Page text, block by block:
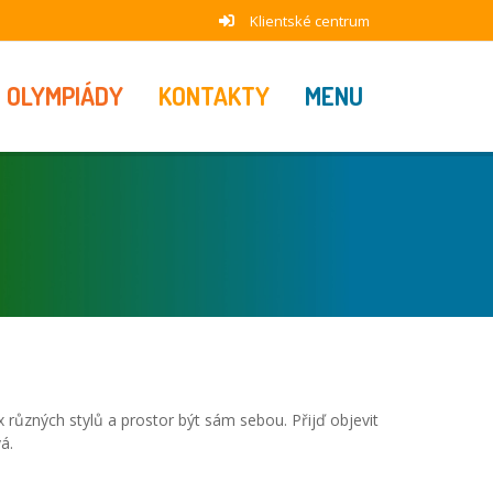
Klientské centrum
OLYMPIÁDY KONTAKTY MENU
různých stylů a prostor být sám sebou. Přijď objevit